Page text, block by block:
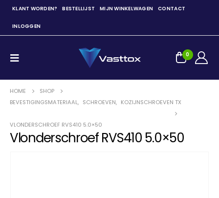
KLANT WORDEN? BESTELLIJST MIJN WINKELWAGEN CONTACT
INLOGGEN
0
HOME
SHOP
BEVESTIGINGSMATERIAAL, SCHROEVEN, KOZIJNSCHROEVEN TX
VLONDERSCHROEF RVS410 5.0×50
Vlonderschroef RVS410 5.0×50